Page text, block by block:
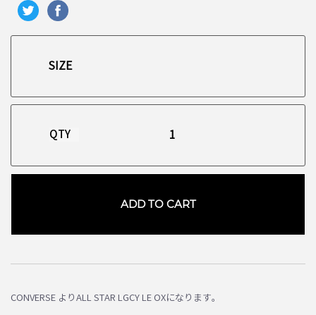
QTY
ADD TO CART
CONVERSE よりALL STAR LGCY LE OXになります。